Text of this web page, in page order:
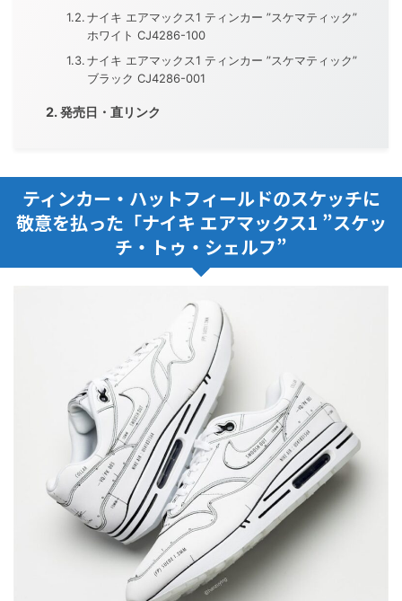
ナイキ エアマックス1 ティンカー ”スケマティック”
ホワイト CJ4286-100
ナイキ エアマックス1 ティンカー ”スケマティック”
ブラック CJ4286-001
発売日・直リンク
ティンカー・ハットフィールドのスケッチに
敬意を払った「ナイキ エアマックス1 ”スケッ
チ・トゥ・シェルフ”